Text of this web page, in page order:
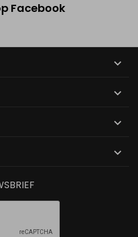
Facebook



